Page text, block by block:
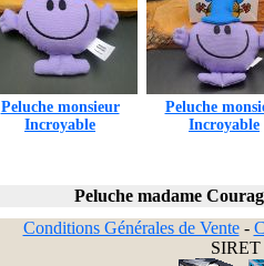
Peluche monsieur
Incroyable
Peluche
Incroyable
Peluche madame
Conditions Générales de Vente-
SIRET